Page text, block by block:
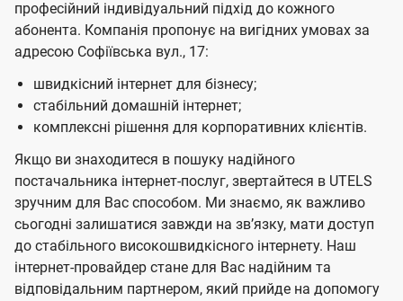
професійний індивідуальний підхід до кожного
абонента. Компанія пропонує на вигідних умовах за
адресою Софіївська вул., 17:
швидкісний інтернет для бізнесу;
стабільний домашній інтернет;
комплексні рішення для корпоративних клієнтів.
Якщо ви знаходитеся в пошуку надійного
постачальника інтернет-послуг, звертайтеся в UTELS
зручним для Вас способом. Ми знаємо, як важливо
сьогодні залишатися завжди на звʼязку, мати доступ
до стабільного високошвидкісного інтернету. Наш
інтернет-провайдер стане для Вас надійним та
відповідальним партнером, який прийде на допомогу